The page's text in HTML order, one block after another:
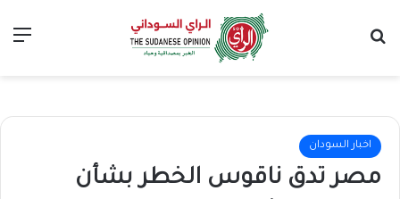
اخبار السودان
مصر تدق ناقوس الخطر بشأن